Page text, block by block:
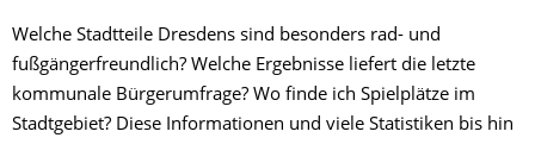
Welche Stadtteile Dresdens sind besonders rad- und
fußgängerfreundlich? Welche Ergebnisse liefert die letzte
kommunale Bürgerumfrage? Wo finde ich Spielplätze im
Stadtgebiet? Diese Informationen und viele Statistiken bis hin